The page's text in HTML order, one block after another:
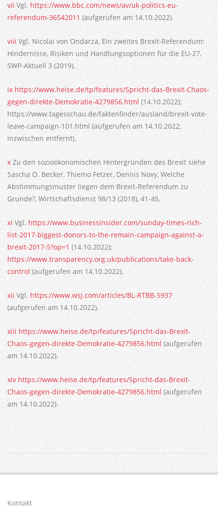
vii Vgl. https://www.bbc.com/news/av/uk-politics-eu-
referendum-36542011 (aufgerufen am 14.10.2022).
viii Vgl. Nicolai von Ondarza, Ein zweites Brexit-Referendum:
Hindernisse, Risiken und Handlungsoptionen für die EU-27,
SWP-Aktuell 3 (2019).
ix https://www.heise.de/tp/features/Spricht-das-Brexit-Chaos-
gegen-direkte-Demokratie-4279856.html (14.10.2022);
https://www.tagesschau.de/faktenfinder/ausland/brexit-vote-
leave-campaign-101.html (aufgerufen am 14.10.2022;
inzwischen entfernt).
x Zu den sozioökonomischen Hintergründen des Brexit siehe
Sascha O. Becker, Thiemo Fetzer, Dennis Novy, Welche
Abstimmungsmuster liegen dem Brexit-Referendum zu
Grunde?, Wirtschaftsdienst 98/13 (2018), 41-45.
xi Vgl. https://www.businessinsider.com/sunday-times-rich-
list-2017-biggest-donors-to-the-remain-campaign-against-a-
brexit-2017-5?op=1 (14.10.2022);
https://www.transparency.org.uk/publications/take-back-
control (aufgerufen am 14.10.2022).
xii Vgl. https://www.wsj.com/articles/BL-RTBB-5937
(aufgerufen am 14.10.2022).
xiii https://www.heise.de/tp/features/Spricht-das-Brexit-
Chaos-gegen-direkte-Demokratie-4279856.html (aufgerufen
am 14.10.2022).
xiv https://www.heise.de/tp/features/Spricht-das-Brexit-
Chaos-gegen-direkte-Demokratie-4279856.html (aufgerufen
am 14.10.2022).
06-
Kontakt